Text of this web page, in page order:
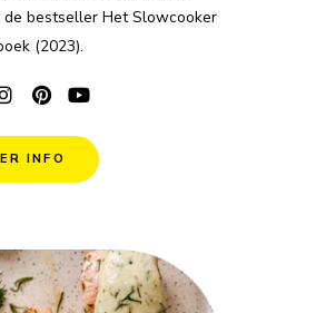
bestseller Het Slowcooker
(2023).
INFO